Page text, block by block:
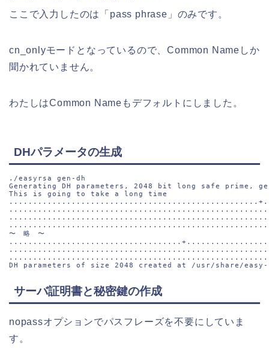
ここで入力したのは「pass phrase」のみです。
cn_onlyモードとなっているので、Common Nameしか
聞かれていません。
わたしはCommon Nameもデフォルトにしました。
DHパラメータの生成
./easyrsa gen-dh
Generating DH parameters, 2048 bit long safe prime,
This is going to take a long time
〜　略　〜
DH parameters of size 2048 created at /usr/share/
サーバ証明書と秘密鍵の作成
nopassオプションでパスフレーズを不要にしていま
す。